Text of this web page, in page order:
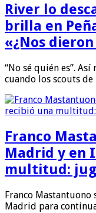
River lo
brilla en
«¿Nos dieron
“No sé quién es”.
cuando los scouts
Franco
Madrid y en
multitud:
Franco Mastantuono
Madrid para